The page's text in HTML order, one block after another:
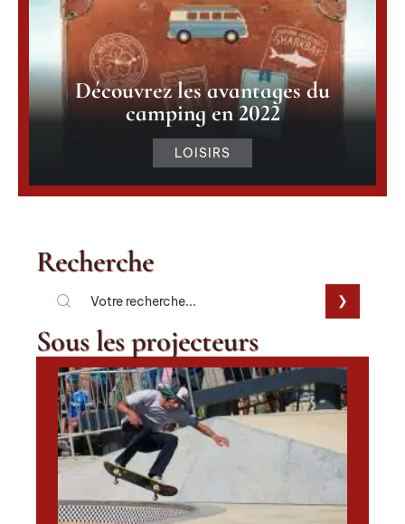
Découvrez les avantages du
camping en 2022
LOISIRS
Recherche
Sous les projecteurs